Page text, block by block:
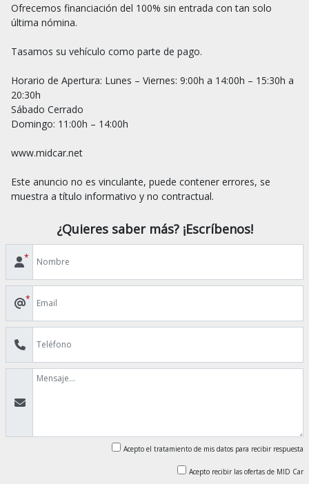
Ofrecemos financiación del 100% sin entrada con tan solo
última nómina.
Tasamos su vehículo como parte de pago.
Horario de Apertura: Lunes – Viernes: 9:00h a 14:00h – 15:30h a
20:30h
Sábado Cerrado
Domingo: 11:00h – 14:00h
www.midcar.net
Este anuncio no es vinculante, puede contener errores, se
¿Quieres saber más? ¡Escríbenos!
*
*
Acepto el tratamiento de mis datos para recibir respuesta
Acepto recibir las ofertas de MID Car